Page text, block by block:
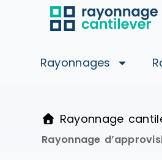
Rayonnages
Rayonnage
Rayonnage